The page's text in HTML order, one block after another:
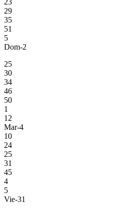
29
35
51
5
Dom-2
25
30
34
46
50
1
12
Mar-4
10
24
25
31
45
4
5
Vie-31